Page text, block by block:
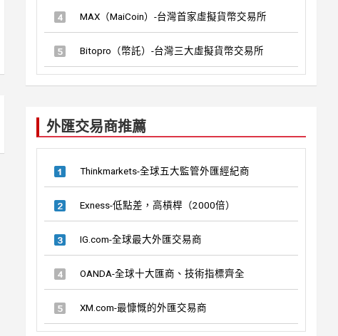
MAX（MaiCoin）-台灣首家虛擬貨幣交易所
Bitopro（幣託）-台灣三大虛擬貨幣交易所
外匯交易商推薦
Thinkmarkets-全球五大監管外匯經紀商
Exness-低點差，高槓桿（2000倍）
IG.com-全球最大外匯交易商
OANDA-全球十大匯商、技術指標齊全
XM.com-最慷慨的外匯交易商